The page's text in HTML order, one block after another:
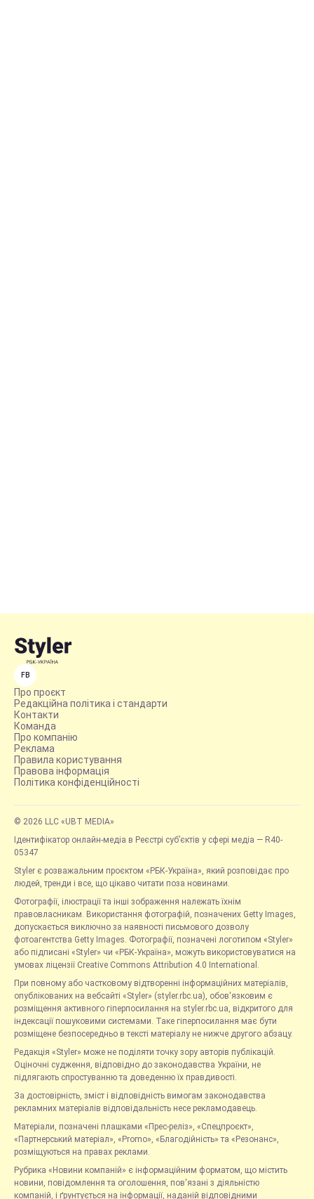
FB
Про проєкт
Редакційна політика і стандарти
Контакти
Команда
Про компанію
Реклама
Правила користування
Правова інформація
Політика конфіденційності
© 2026 LLC «UBT MEDIA»
Ідентифікатор онлайн-медіа в Реєстрі суб’єктів у сфері медіа — R40-
05347
Styler є розважальним проєктом «РБК-Україна», який розповідає про
людей, тренди і все, що цікаво читати поза новинами.
Фотографії, ілюстрації та інші зображення належать їхнім
правовласникам. Використання фотографій, позначених Getty Images,
допускається виключно за наявності письмового дозволу
фотоагентства Getty Images. Фотографії, позначені логотипом «Styler»
або підписані «Styler» чи «РБК-Україна», можуть використовуватися на
умовах ліцензії Creative Commons Attribution 4.0 International.
При повному або частковому відтворенні інформаційних матеріалів,
опублікованих на вебсайті «Styler» (styler.rbc.ua), обов'язковим є
розміщення активного гіперпосилання на styler.rbc.ua, відкритого для
індексації пошуковими системами. Таке гіперпосилання має бути
розміщене безпосередньо в тексті матеріалу не нижче другого абзацу.
Редакція «Styler» може не поділяти точку зору авторів публікацій.
Оціночні судження, відповідно до законодавства України, не
підлягають спростуванню та доведенню їх правдивості.
За достовірність, зміст і відповідність вимогам законодавства
рекламних матеріалів відповідальність несе рекламодавець.
Матеріали, позначені плашками «Прес-реліз», «Спецпроєкт»,
«Партнерський матеріал», «Promo», «Благодійність» та «Резонанс»,
розміщуються на правах реклами.
Рубрика «Новини компаній» є інформаційним форматом, що містить
новини, повідомлення та оголошення, пов'язані з діяльністю
компаній, і ґрунтується на інформації, наданій відповідними